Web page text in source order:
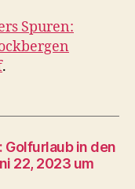
Spuren:
.
Golfurlaub in den
22, 2023 um